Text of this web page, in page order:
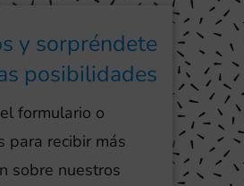
y sorpréndete
posibilidades
formulario o
para recibir más
sobre nuestros